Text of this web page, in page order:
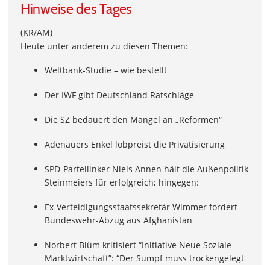
Hinweise des Tages
(KR/AM)
Heute unter anderem zu diesen Themen:
Weltbank-Studie – wie bestellt
Der IWF gibt Deutschland Ratschläge
Die SZ bedauert den Mangel an „Reformen“
Adenauers Enkel lobpreist die Privatisierung
SPD-Parteilinker Niels Annen hält die Außenpolitik
Steinmeiers für erfolgreich; hingegen:
Ex-Verteidigungsstaatssekretär Wimmer fordert
Bundeswehr-Abzug aus Afghanistan
Norbert Blüm kritisiert “Initiative Neue Soziale
Marktwirtschaft”: “Der Sumpf muss trockengelegt